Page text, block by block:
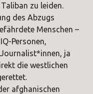
zu leiden.
des Abzugs
Menschen –
Personen,
ja
die westlichen
afghanischen